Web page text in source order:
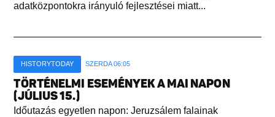
adatközpontokra irányuló fejlesztései miatt...
HISTORYTODAY SZERDA 06:05
TÖRTÉNELMI ESEMÉNYEK A MAI NAPON
(JÚLIUS 15.)
Időutazás egyetlen napon: Jeruzsálem falainak